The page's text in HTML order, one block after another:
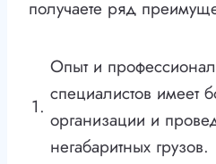
получаете ряд
1.
Опыт и
специалистов имеет
организации и
негабаритных грузов.